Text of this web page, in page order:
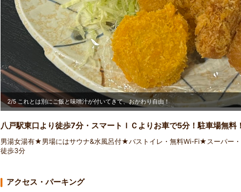
2/5 これとは別にご飯と味噌汁が付いてきて、おかわり自由！
八戸駅東口より徒歩7分・スマートＩＣよりお車で5分！駐車場無料！
男湯女湯有★男場にはサウナ&水風呂付★バストイレ・無料Wi-Fi★スーパー・
徒歩3分
アクセス・パーキング